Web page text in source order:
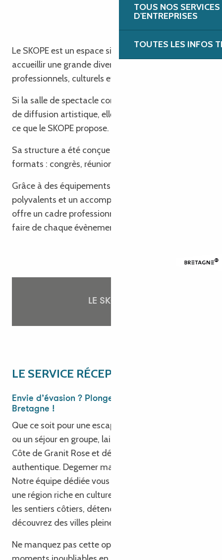
TOUS NOS
D'ENTREPRISES
TOUTES LES INFOS
Le SKOPE est un espace singulier, pensé pour
accueillir une grande diversité de rendez-vous
professionnels, culturels et festifs.
Si la salle de spectacle constitue un espace central
de diffusion artistique, elle n’est qu’une facette de
ce que le SKOPE propose.
Sa structure a été conçue pour s’adapter à tous les
formats : congrès, réunions, salons, séminaires…
Grâce à des équipements modulables, des espaces
polyvalents et un accompagnement personnalisé, il
offre un cadre professionnel et accueillant pour
faire de chaque évènement une réussite.
LE SKOPE
LE SERVICE RÉCEPTIF
Envie d’évasion ? Plongez dans la magie de la
Bretagne !
Que ce soit pour une escapade, un long week-end
ou un séjour en groupe, laissez-vous séduire par la
Côte de Granit Rose et découvrez notre Bretagne
authentique. Degemer mat e Breizh !
Notre équipe dédiée vous invite à explorer le Trégor,
une région riche en culture et patrimoine. Parcourez
les sentiers côtiers, détendez-vous sur les plages et
découvrez des villes pleines de charme.
Ne manquez pas cette opportunité de vivre des